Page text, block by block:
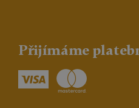
Přijímáme